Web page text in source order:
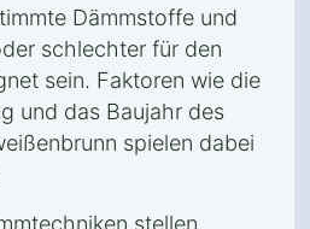
Dämmstoffe und
schlechter für den
sein. Faktoren wie die
und das Baujahr des
spielen dabei
stellen